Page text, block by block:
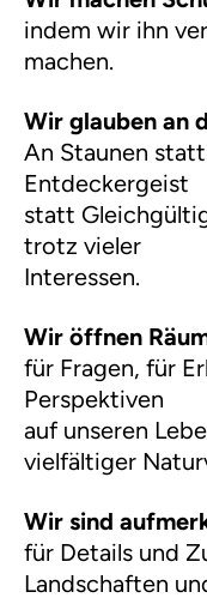
indem wir ihn
machen.
Wir glauben an
An Staunen
Entdeckergeist
statt
trotz vieler
Interessen.
Wir öffnen
für Fragen, für
Perspektiven
auf unseren
vielfältiger
Wir sind
für Details und
Landschaften